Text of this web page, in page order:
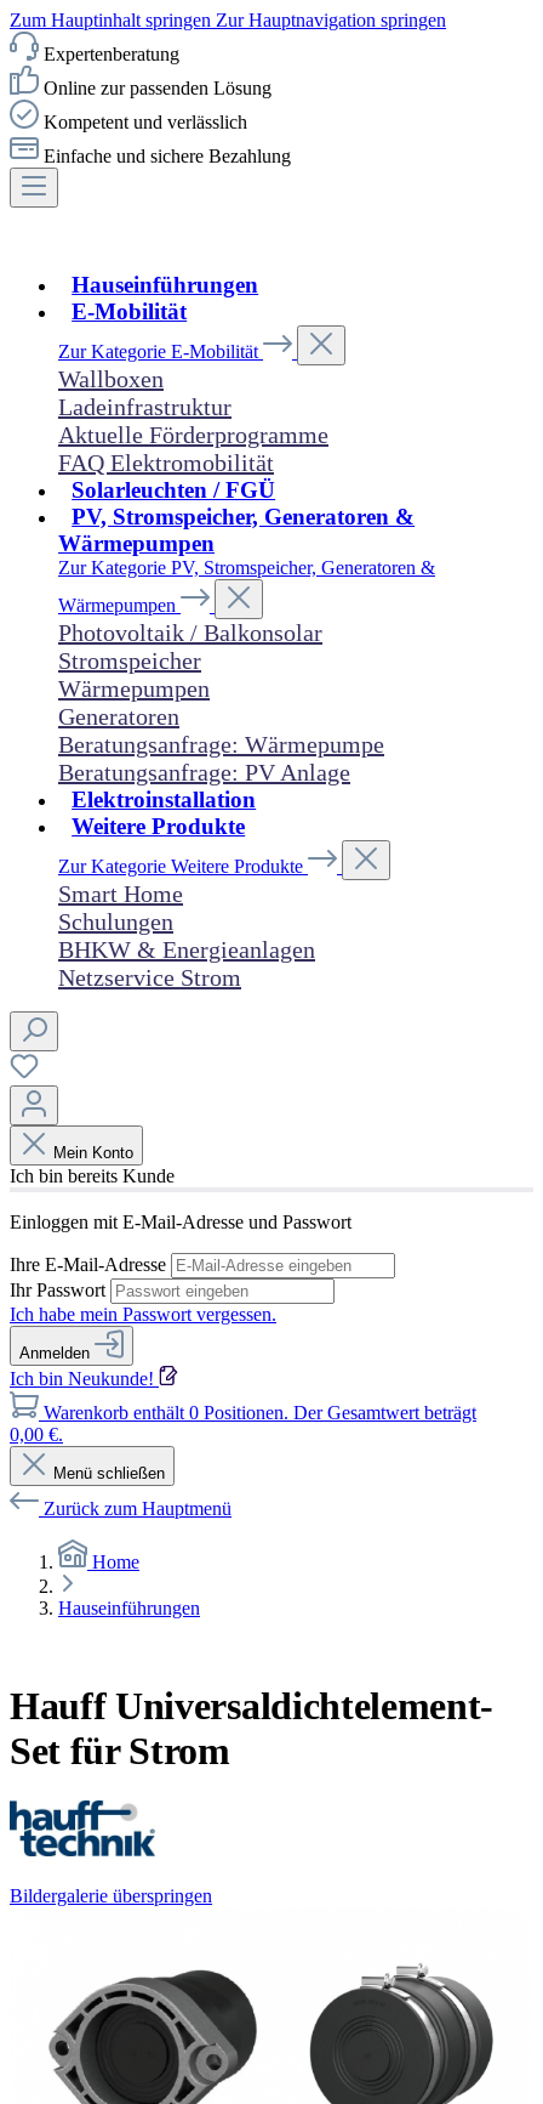
Zum Hauptinhalt springen Zur Hauptnavigation springen
Expertenberatung
Online zur passenden Lösung
Kompetent und verlässlich
Einfache und sichere Bezahlung
Hauseinführungen
E-Mobilität
Zur Kategorie E-Mobilität
Wallboxen
Ladeinfrastruktur
Aktuelle Förderprogramme
FAQ Elektromobilität
Solarleuchten / FGÜ
PV, Stromspeicher, Generatoren &
Wärmepumpen
Zur Kategorie PV, Stromspeicher, Generatoren &
Wärmepumpen
Photovoltaik / Balkonsolar
Stromspeicher
Wärmepumpen
Generatoren
Beratungsanfrage: Wärmepumpe
Beratungsanfrage: PV Anlage
Elektroinstallation
Weitere Produkte
Zur Kategorie Weitere Produkte
Smart Home
Schulungen
BHKW & Energieanlagen
Netzservice Strom
Mein Konto
Ich bin bereits Kunde
Einloggen mit E-Mail-Adresse und Passwort
Ihre E-Mail-Adresse
Ihr Passwort
Ich habe mein Passwort vergessen.
Anmelden
Ich bin Neukunde!
Warenkorb enthält 0 Positionen. Der Gesamtwert beträgt
0,00 €.
Menü schließen
Zurück zum Hauptmenü
Home
Hauseinführungen
Hauff Universaldichtelement-
Set für Strom
Bildergalerie überspringen